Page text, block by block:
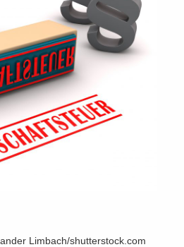
Limbach/shutterstock.com